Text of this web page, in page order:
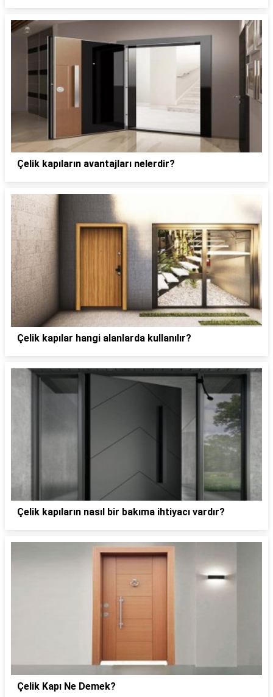
Çelik kapıların avantajları nelerdir?
Çelik kapılar hangi alanlarda kullanılır?
Çelik kapıların nasıl bir bakıma ihtiyacı vardır?
Çelik Kapı Ne Demek?